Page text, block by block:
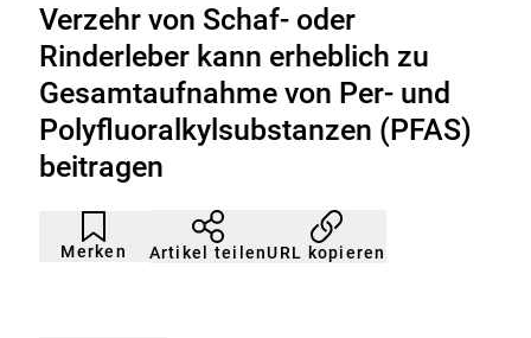
Verzehr von Schaf- oder
Rinderleber kann erheblich zu
Gesamtaufnahme von Per- und
Polyfluoralkylsubstanzen (PFAS)
beitragen
Merken
Artikel
nicht
gemerkt
Durch
Klicken
der
Artikel teilenURL kopieren